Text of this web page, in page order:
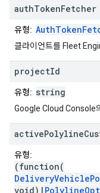
authTokenFetcher
유형:
클라이언트를 Fleet
projectId
유형: string
Google Cloud Console
activePolyline
유형:
(function(
void)|